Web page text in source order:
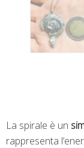
La spirale è un
rappresenta